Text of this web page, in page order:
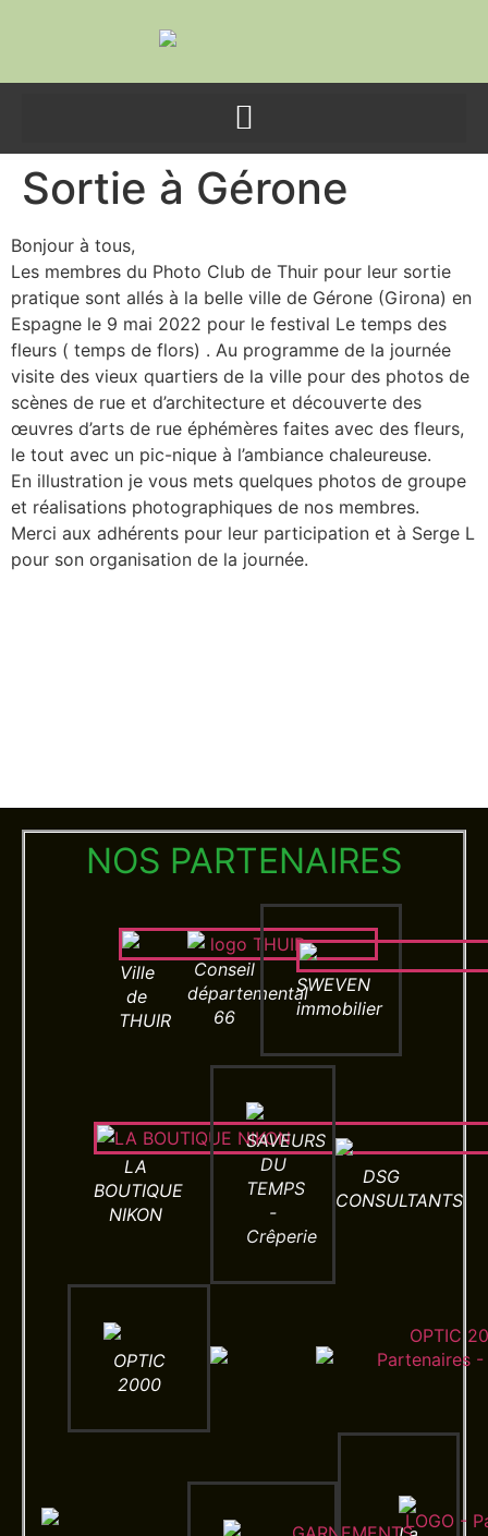
Sortie à Gérone
Bonjour à tous,
Les membres du Photo Club de Thuir pour leur sortie
pratique sont allés à la belle ville de Gérone (Girona) en
Espagne le 9 mai 2022 pour le festival Le temps des
fleurs ( temps de flors) . Au programme de la journée
visite des vieux quartiers de la ville pour des photos de
scènes de rue et d’architecture et découverte des
œuvres d’arts de rue éphémères faites avec des fleurs,
le tout avec un pic-nique à l’ambiance chaleureuse.
En illustration je vous mets quelques photos de groupe
et réalisations photographiques de nos membres.
Merci aux adhérents pour leur participation et à Serge L
pour son organisation de la journée.
NOS PARTENAIRES
Ville
de
THUIR
Conseil
départemental
66
SWEVEN
immobilier
LA
BOUTIQUE
NIKON
SAVEURS
DU
TEMPS
-
Crêperie
DSG
CONSULTANTS
OPTIC
2000